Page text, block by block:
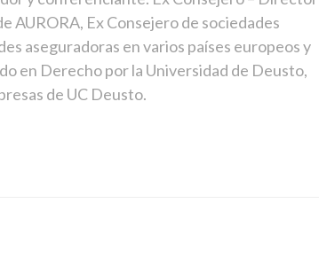
AURORA, Ex Consejero de sociedades
aseguradoras en varios países europeos y
en Derecho por la Universidad de Deusto,
de UC Deusto.